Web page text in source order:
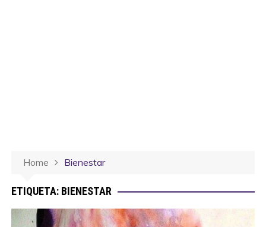
Home Bienestar
ETIQUETA: BIENESTAR